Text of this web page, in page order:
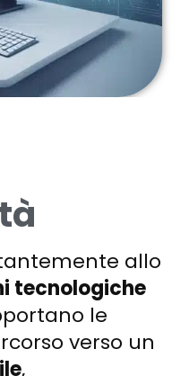
allo
tecnologiche
le
verso un
,